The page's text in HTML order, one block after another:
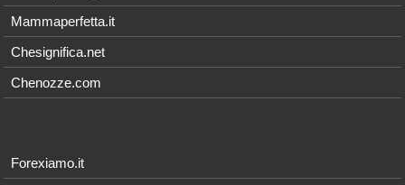
Mammaperfetta.it
Chesignifica.net
Chenozze.com
Forexiamo.it